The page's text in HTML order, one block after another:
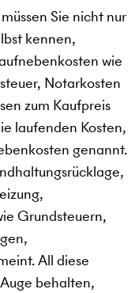
Sie nicht nur
kennen,
wie
Notarkosten
zum Kaufpreis
laufenden Kosten,
genannt.
Grundsteuern,
All diese
behalten,